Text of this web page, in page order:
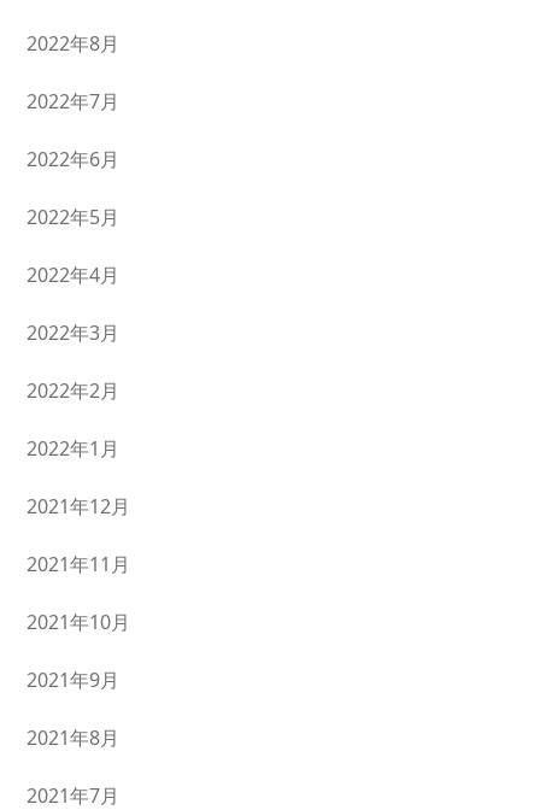
2022年8月
2022年7月
2022年6月
2022年5月
2022年4月
2022年3月
2022年2月
2022年1月
2021年12月
2021年11月
2021年10月
2021年9月
2021年8月
2021年7月